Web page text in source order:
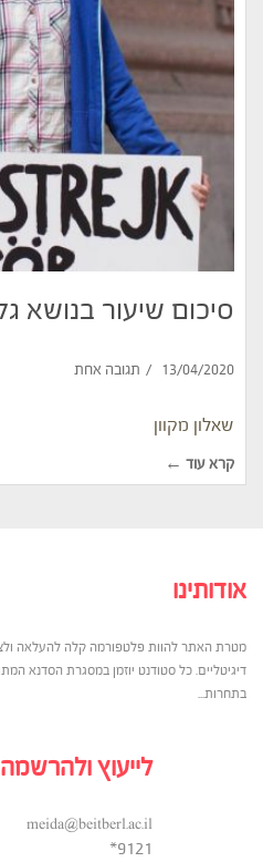
סיכום שיעור בנושא
13/04/2020 תגובה אחת
שאלון מקוון
קרא עוד ←
אודותינו
מטרת האתר להוות פלטפורמה קלה להעלאה
דיגיטליים. כל סטודנט יוזמן במסגרת הסדנא
בתחרות...
לייעוץ ולהרשמה
meida@beitberl.ac.il
9121*